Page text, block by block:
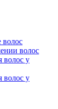
волос
волос
волос у
волос у